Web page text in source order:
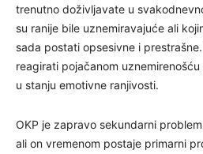
trenutno doživljavate u
su ranije bile uznemiravajuće ali
sada postati opsesivne i
reagirati pojačanom
u stanju emotivne ranjivosti.
OKP je zapravo sekundarni
ali on vremenom postaje primarni